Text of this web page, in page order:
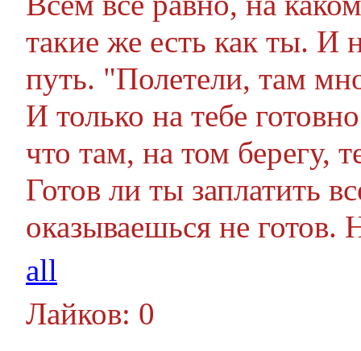
такие же есть как ты. И
путь. "Полетели, там
И только на тебе
что там, на том берегу,
Готов ли ты заплатить
оказываешься не готов.
all
Лайков: 0